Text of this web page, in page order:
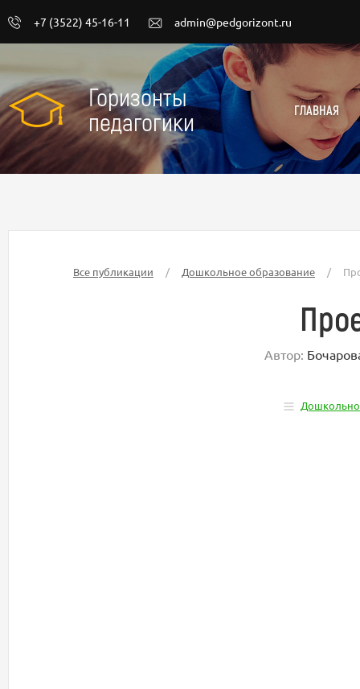
+7 (3522) 45-16-11 admin@pedgorizont.ru
Горизонты
педагогики
ГЛАВНАЯ
Все публикации / Дошкольное образование /
Автор: